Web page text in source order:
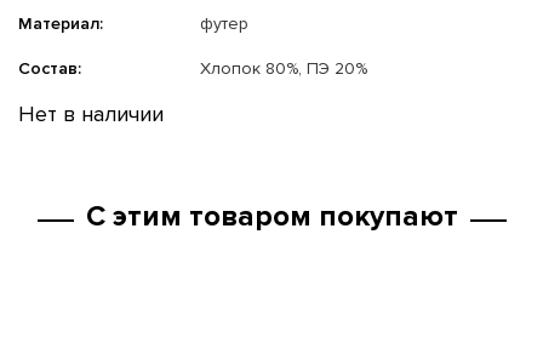
Материал: футер
Состав: Хлопок 80%, ПЭ 20%
Нет в наличии
С этим товаром покупают